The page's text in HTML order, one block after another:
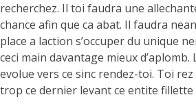
recherchez. Il toi faudra une
chance afin que ca abat. Il faudra
place a laction s’occuper du unique
ceci main davantage mieux
evolue vers ce sinc rendez-toi. Toi
trop ce dernier levant ce entite fillette